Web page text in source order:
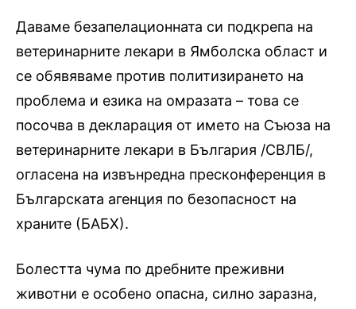
Даваме безапелационната си подкрепа на
ветеринарните лекари в Ямболска област и
се обявяваме против политизирането на
проблема и езика на омразата – това се
посочва в декларация от името на Съюза на
ветеринарните лекари в България /СВЛБ/,
огласена на извънредна пресконференция в
Българската агенция по безопасност на
храните (БАБХ).
Болестта чума по дребните преживни
животни е особено опасна, силно заразна,